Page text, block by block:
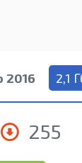
2016 2,1
255